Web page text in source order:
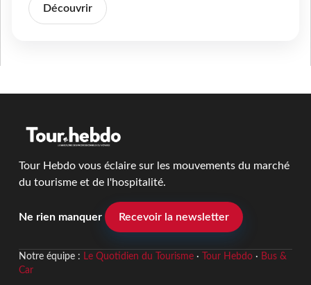
Découvrir
Tour Hebdo vous éclaire sur les mouvements du marché
du tourisme et de l'hospitalité.
Ne rien manquer Recevoir la newsletter
Notre équipe : Le Quotidien du Tourisme· Tour Hebdo· Bus &
Car